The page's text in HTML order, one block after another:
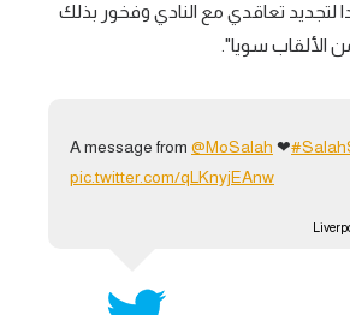
لتجديد تعاقدي مع النادي وفخور بذلك
الألقاب سويا".
A message from @MoSalah ❤
pic.twitter.com/qLKnyjEAnw